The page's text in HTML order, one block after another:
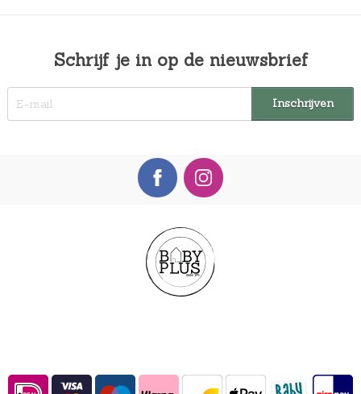
Schrijf je in op de nieuwsbrief